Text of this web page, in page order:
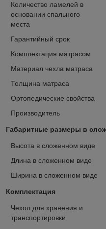
Количество ламелей в
основании спального
места
Гарантийный срок
Комплектация матрасом
Материал чехла матраса
Толщина матраса
Ортопедические свойства
Производитель
Габаритные размеры в
Высота в сложенном виде
Длина в сложенном виде
Ширина в сложенном виде
Комплектация
Чехол для хранения и
транспортировки